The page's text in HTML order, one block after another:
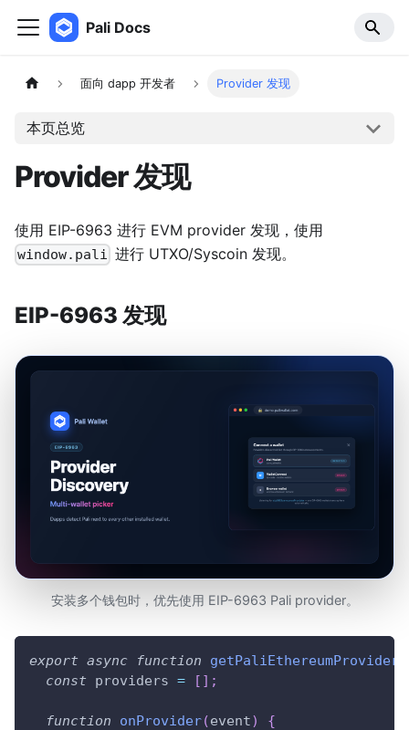
Pali Docs
面向 dapp 开发者 Provider 发现
本页总览
Provider 发现
使用 EIP-6963 进行 EVM provider 发现，使用
window.pali 进行 UTXO/Syscoin 发现。
EIP-6963 发现
安装多个钱包时，优先使用 EIP-6963 Pali provider。
export async function getPaliEthereumProvider
const providers = [ ] ;
function onProvider(event)
{